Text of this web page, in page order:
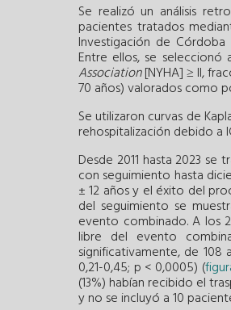
Se realizó un análisis
pacientes tratados
Investigación de
Entre ellos, se seleccionó
Association[NYHA] ≥ II,
70 años) valorados como
Se utilizaron curvas de
rehospitalización debido a
Desde 2011 hasta 2023 se
con seguimiento hasta
± 12 años y el éxito del
del seguimiento se
evento combinado. A los
libre del evento
significativamente, de 108
0,21-0,45; p < 0,0005) (
(13%) habían recibido el
y no se incluyó a 10